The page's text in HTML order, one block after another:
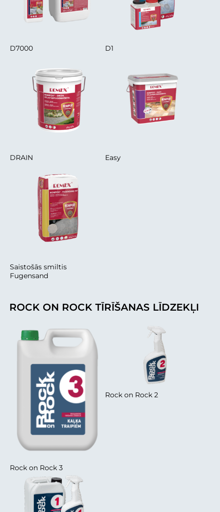
D7000 D1
DRAIN Easy
Saistošās smiltis
Fugensand
ROCK ON ROCK TĪRĪŠANAS LĪDZEKĻI
Rock on Rock 3
Rock on Rock 2